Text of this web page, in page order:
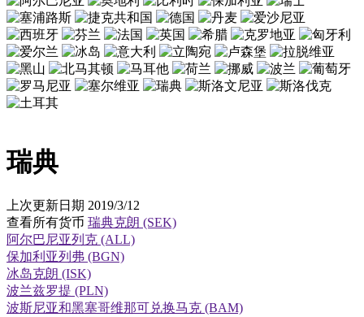
瑞典
上次更新日期 2019/3/12
查看所有货币 瑞典克朗 (SEK)
阿尔巴尼亚列克 (ALL)
保加利亚列弗 (BGN)
冰岛克朗 (ISK)
波兰兹罗提 (PLN)
波斯尼亚和黑塞哥维那可兑换马克 (BAM)